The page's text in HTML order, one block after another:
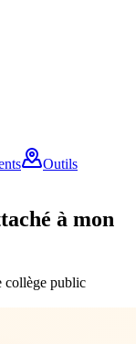
Outils
à mon
collège public